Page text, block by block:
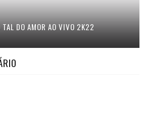
DO AMOR AO VIVO 2K22